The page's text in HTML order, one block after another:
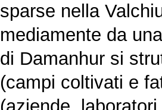
sparse nella
mediamente da
di Damanhur si
(campi coltivati e